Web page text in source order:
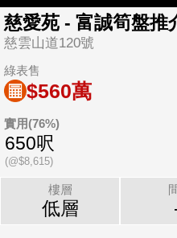
慈愛苑 - 富誠筍盤推
慈雲山道120號
綠表售
$560萬
實用(76%)
650呎
(@$8,615)
樓層
低層